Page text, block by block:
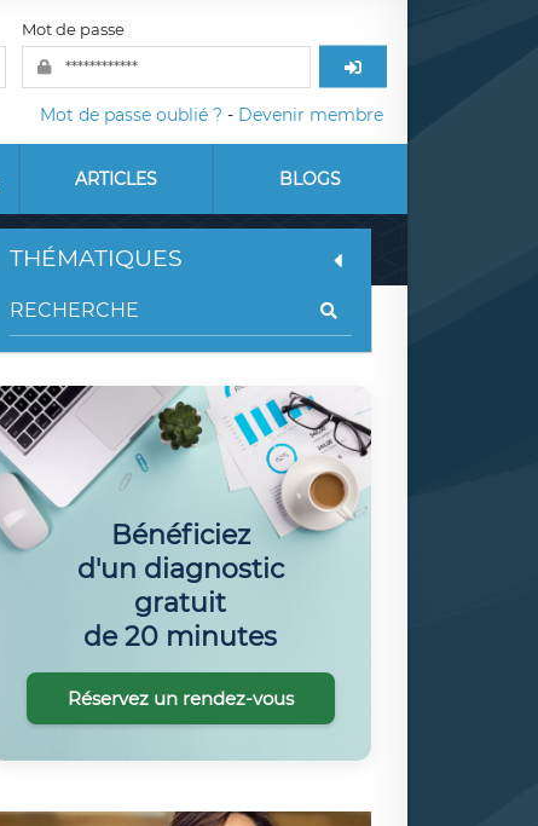
Mot de passe
Mot de passe oublié ? - Devenir membre
ARTICLES BLOGS
THÉMATIQUES
Bénéficiez
d'un diagnostic
gratuit
de 20 minutes
Réservez un rendez-vous